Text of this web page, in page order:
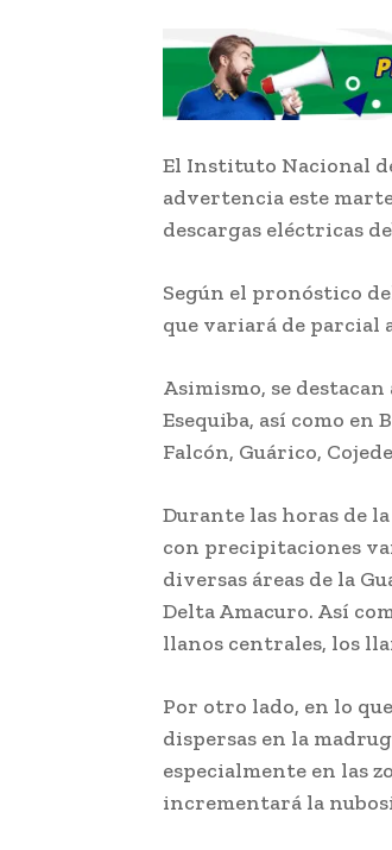
El Instituto Nacional
advertencia este
descargas eléctricas
Según el pronóstico
que variará de parcial
Asimismo, se
Esequiba, así como en
Falcón, Guárico,
Durante las horas de
con precipitaciones
diversas áreas de la
Delta Amacuro. Así
llanos centrales, los
Por otro lado, en lo
dispersas en la
especialmente en las
incrementará la